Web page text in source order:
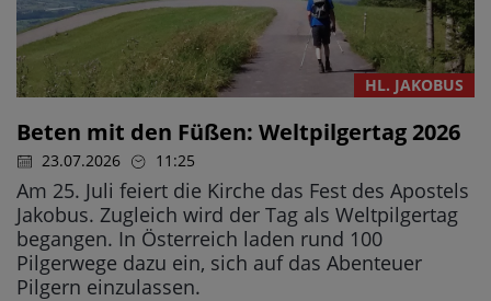
HL. JAKOBUS
Beten mit den Füßen: Weltpilgertag 2026
23.07.2026 11:25
Am 25. Juli feiert die Kirche das Fest des Apostels
Jakobus. Zugleich wird der Tag als Weltpilgertag
begangen. In Österreich laden rund 100
Pilgerwege dazu ein, sich auf das Abenteuer
Pilgern einzulassen.